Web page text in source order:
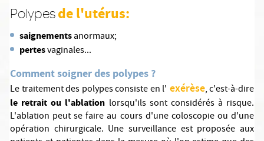
Polypesde l'utérus:
saignementsanormaux;
pertesvaginales...
Comment soigner des polypes ?
Le traitement des polypes consiste en l' exérèse, c'est-à-dire
le retrait ou l'ablation lorsqu'ils sont considérés à risque.
L'ablation peut se faire au cours d'une coloscopie ou d'une
opération chirurgicale. Une surveillance est proposée aux